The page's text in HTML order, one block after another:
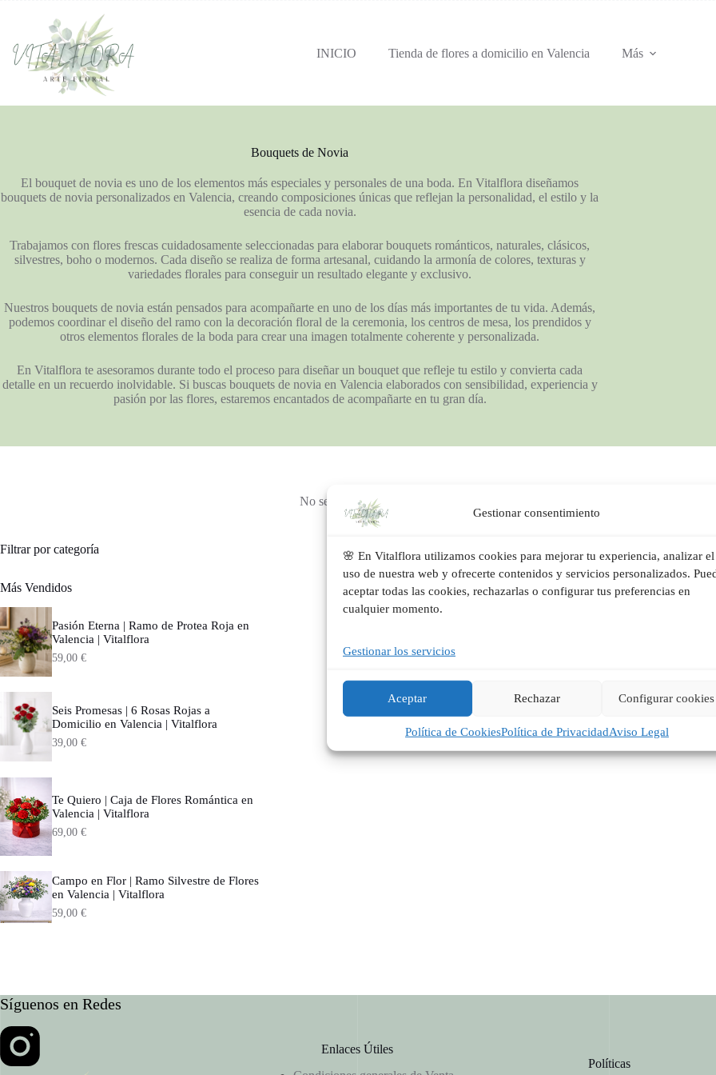
Gestionar consentimiento
🌸 En Vitalflora utilizamos cookies para mejorar tu experiencia, analizar el
uso de nuestra web y ofrecerte contenidos y servicios personalizados.
aceptar todas las cookies, rechazarlas o configurar tus preferencias en
cualquier momento.
Gestionar los servicios
Aceptar Rechazar Configurar cookies
Política de CookiesPolítica de PrivacidadAviso Legal
INICIO Tienda de flores a domicilio en Valencia Más
Bouquets de Novia
El bouquet de novia es uno de los elementos más especiales y personales de una boda. En Vitalflora diseñamos
bouquets de novia personalizados en Valencia, creando composiciones únicas que reflejan la personalidad, el estilo y la
esencia de cada novia.
Trabajamos con flores frescas cuidadosamente seleccionadas para elaborar bouquets románticos, naturales, clásicos,
silvestres, boho o modernos. Cada diseño se realiza de forma artesanal, cuidando la armonía de colores, texturas y
variedades florales para conseguir un resultado elegante y exclusivo.
Nuestros bouquets de novia están pensados para acompañarte en uno de los días más importantes de tu vida. Además,
podemos coordinar el diseño del ramo con la decoración floral de la ceremonia, los centros de mesa, los prendidos y
otros elementos florales de la boda para crear una imagen totalmente coherente y personalizada.
En Vitalflora te asesoramos durante todo el proceso para diseñar un bouquet que refleje tu estilo y convierta cada
detalle en un recuerdo inolvidable. Si buscas bouquets de novia en Valencia elaborados con sensibilidad, experiencia y
pasión por las flores, estaremos encantados de acompañarte en tu gran día.
No se han encontrado productos que coincidan con tu selección.
Filtrar por categoría
Más Vendidos
Pasión Eterna | Ramo de Protea Roja en
Valencia | Vitalflora
59,00€
Seis Promesas | 6 Rosas Rojas a
Domicilio en Valencia | Vitalflora
39,00€
Te Quiero | Caja de Flores Romántica en
Valencia | Vitalflora
69,00€
Campo en Flor | Ramo Silvestre de Flores
en Valencia | Vitalflora
59,00€
Síguenos en Redes
Enlaces Útiles
Políticas